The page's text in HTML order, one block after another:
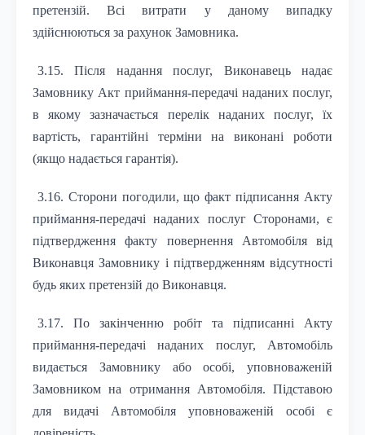
претензій. Всі витрати у даному випадку
здійснюються за рахунок Замовника.
3.15. Після надання послуг, Виконавець надає
Замовнику Акт приймання-передачі наданих послуг,
в якому зазначається перелік наданих послуг, їх
вартість, гарантійні терміни на виконані роботи
(якщо надається гарантія).
3.16. Сторони погодили, що факт підписання Акту
приймання-передачі наданих послуг Сторонами, є
підтвердження факту повернення Автомобіля від
Виконавця Замовнику і підтвердженням відсутності
будь яких претензій до Виконавця.
3.17. По закінченню робіт та підписанні Акту
приймання-передачі наданих послуг, Автомобіль
видається Замовнику або особі, уповноваженій
Замовником на отримання Автомобіля. Підставою
для видачі Автомобіля уповноваженій особі є